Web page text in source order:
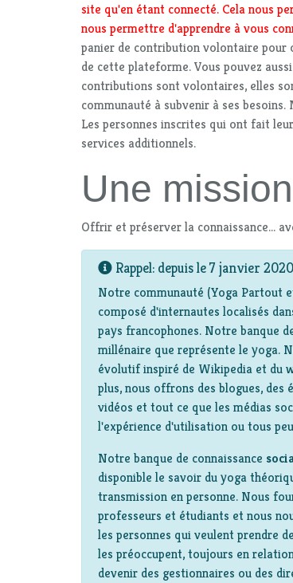
site qu'en étant connecté. Cela nous
nous permettre d'apprendre à vous
panier de contribution volontaire pour
de cette plateforme. Vous pouvez
contributions sont volontaires, elles
communauté à subvenir à ses
Les personnes inscrites qui ont fait
services additionnels.
Une mission
Offrir et préserver la connaissance...
Rappel: depuis le 7 janvier
Notre communauté (Yoga Partout
composé d'internautes localisés
pays francophones. Notre banque
millénaire que représente le yoga.
évolutif inspiré de Wikipedia et du
plus, nous offrons des blogues, des
vidéos et tout ce que les médias
l'expérience d'utilisation ou tous
Notre banque de connaissance
disponible le savoir du yoga
transmission en personne. Nous
professeurs et étudiants et nous
les personnes qui veulent prendre
les préoccupent, toujours en
devenir des gestionnaires ou des